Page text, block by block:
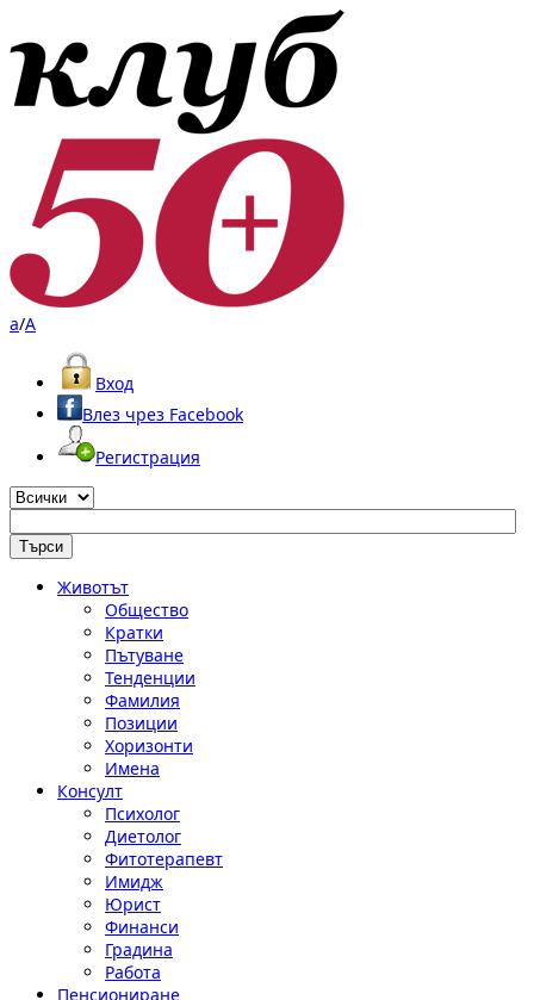
a/A
Вход
Влез чрез Facebook
Регистрация
Животът
Общество
Кратки
Пътуване
Тенденции
Фамилия
Позиции
Хоризонти
Имена
Консулт
Психолог
Диетолог
Фитотерапевт
Имидж
Юрист
Финанси
Градина
Работа
Пенсиониране